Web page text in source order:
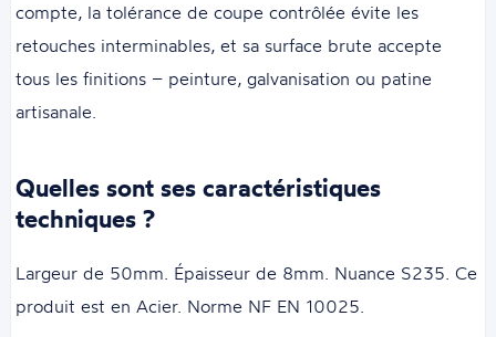
compte, la tolérance de coupe contrôlée évite les
retouches interminables, et sa surface brute accepte
tous les finitions – peinture, galvanisation ou patine
artisanale.
Quelles sont ses caractéristiques
techniques ?
Largeur de 50mm. Épaisseur de 8mm. Nuance S235. Ce
produit est en Acier. Norme NF EN 10025.